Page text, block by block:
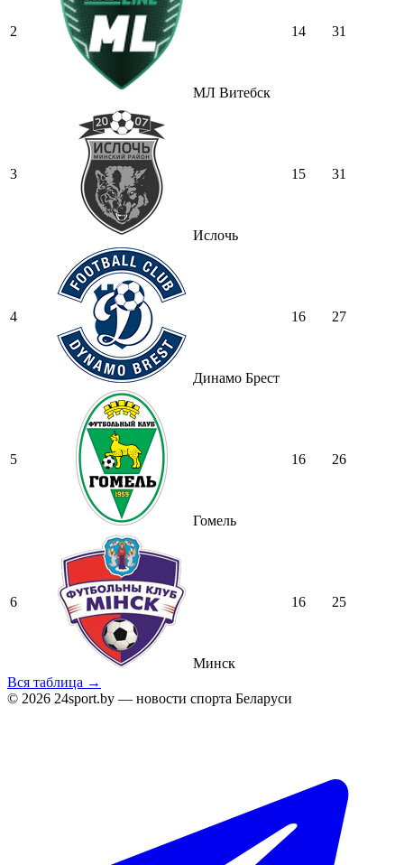
2
МЛ Витебск
14 31
3
Ислочь
15 31
4
Динамо Брест
16 27
5
Гомель
16 26
6
Минск
16 25
Вся таблица →
© 2026 24sport.by — новости спорта Беларуси